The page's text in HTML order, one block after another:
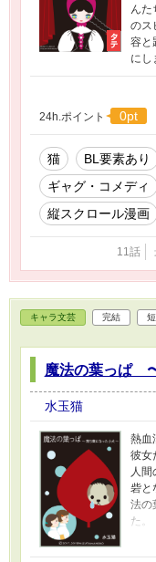
んた
のス
容と
にし
24h.ポイント 0pt
猫 BL要素あり
ギャグ・コメディ
縦スクロール漫画
11話
キャラ文芸 完結
魔法の葉っぱ
水玉猫
熱血
彼女
人
砦と
法の
た。
っ